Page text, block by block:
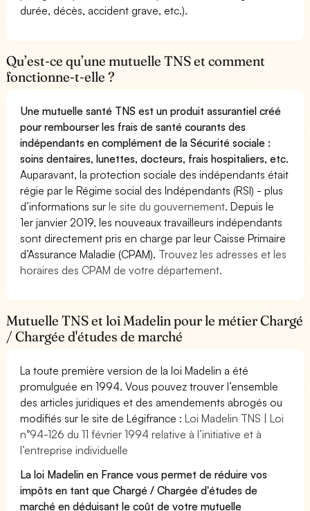
durée, décès, accident grave, etc.).
Qu’est-ce qu’une mutuelle TNS et comment
fonctionne-t-elle ?
Une mutuelle santé TNS est un produit assurantiel créé
pour rembourser les frais de santé courants des
indépendants en complément de la Sécurité sociale :
soins dentaires, lunettes, docteurs, frais hospitaliers, etc.
Auparavant, la protection sociale des indépendants était
régie par le Régime social des Indépendants (RSI) - plus
d’informations surle site du gouvernement. Depuis le
1er janvier 2019, les nouveaux travailleurs indépendants
sont directement pris en charge par leur Caisse Primaire
d’Assurance Maladie (CPAM). Trouvez les adresses et les
horaires des CPAM de votre département.
Mutuelle TNS et loi Madelin pour le métier Chargé
/ Chargée d'études de marché
La toute première version de la loi Madelin a été
promulguée en 1994. Vous pouvez trouver l’ensemble
des articles juridiques et des amendements abrogés ou
modifiés sur le site de Légifrance :Loi Madelin TNS | Loi
n°94-126 du 11 février 1994 relative à l’initiative et à
l’entreprise individuelle
La loi Madelin en France vous permet de réduire vos
impôts en tant que Chargé / Chargée d'études de
marché en déduisant le coût de votre mutuelle